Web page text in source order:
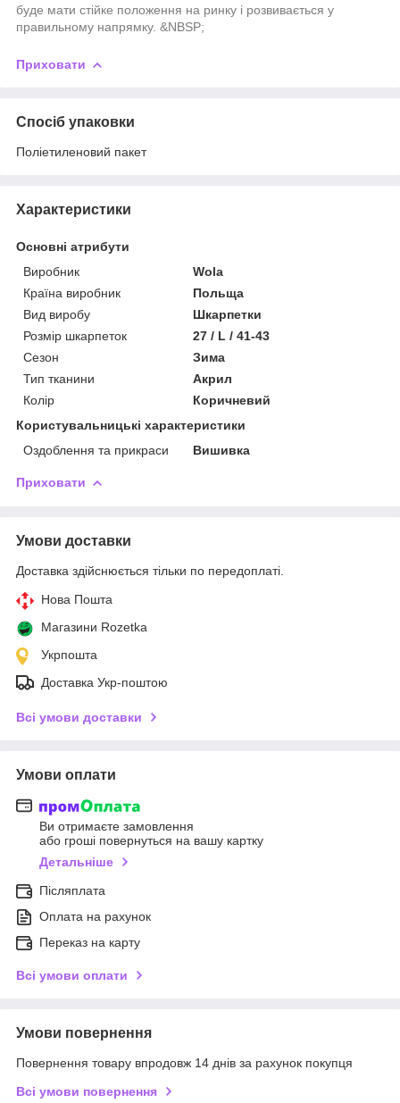
буде мати стійке положення на ринку і розвивається у
правильному напрямку. &NBSP;
Приховати
Спосіб упаковки
Поліетиленовий пакет
Характеристики
Основні атрибути
Виробник
Wola
Країна виробник
Польща
Вид виробу
Шкарпетки
Розмір шкарпеток
27 / L / 41-43
Сезон
Зима
Тип тканини
Акрил
Колір
Коричневий
Користувальницькі характеристики
Оздоблення та прикраси
Вишивка
Приховати
Умови доставки
Доставка здійснюється тільки по передоплаті.
Нова Пошта
Магазини Rozetka
Укрпошта
Доставка Укр-поштою
Всі умови доставки
Умови оплати
Ви отримаєте замовлення
або гроші повернуться на вашу картку
Детальніше
Післяплата
Оплата на рахунок
Переказ на карту
Всі умови оплати
Умови повернення
Повернення товару впродовж 14 днів за рахунок покупця
Всі умови повернення